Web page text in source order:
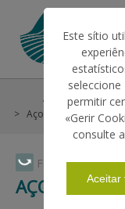
Faça Swipe
O IFAP
AJUDAS/APOIOS
Ajudas/Apoios
Açores
Prazos
AÇORES
Este sítio
seleccione
permitir
«Gerir
consulte
Aceitar